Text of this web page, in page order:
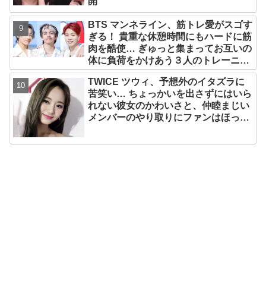
BTS マンネライン、筋トレ愛がスゴす
ぎる！ 貴重な休憩時間にもハードに筋
肉を酷使… ぎゅっと集まってお互いの
体に負荷をかけあう３人のトレーニン
グ風景がかわいすぎるとファンくぎづ
け
TWICE ツウィ、予想外のイタズラに
苦笑い… ちょっかいを出さずにはいら
れない彼女のかわいさと、仲睦まじい
メンバーのやり取りにファンはほっこ